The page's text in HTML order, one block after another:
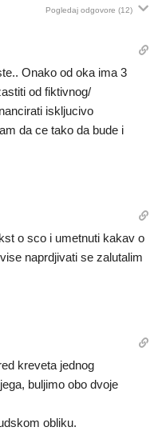
Pogledaj odgovore (12)
Onako od oka ima 3
od fiktivnog/
iskljucivo
da ce tako da bude i
o sco i umetnuti kakav o
naprdjivati se zalutalim
kreveta jednog
buljimo obo dvoje
obliku.